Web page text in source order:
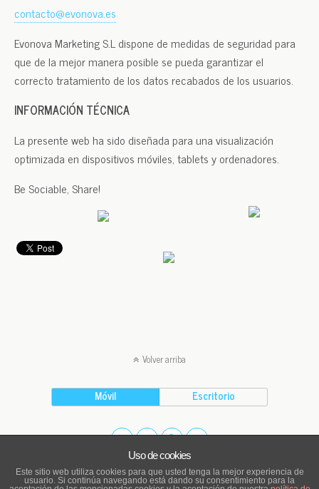
contacto@evonova.es
Evonova Marketing S.L dispone de medidas de seguridad para
que de la mejor manera posible se pueda garantizar el
correcto tratamiento de los datos recabados de los usuarios.
INFORMACIÓN TÉCNICA
La presente web ha sido diseñada para una visualización
optimizada en dispositivos móviles, tablets y ordenadores.
Be Sociable, Share!
Volver arriba
Móvil Escritorio
Uso de cookies
Este sitio web utiliza cookies para que usted tenga la mejor experiencia de
usuario. Si continúa navegando está dando su consentimiento para la
Powered by